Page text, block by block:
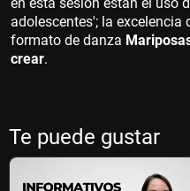
adolescentes'; la excelencia
formato de danza
crear.
Te puede gustar